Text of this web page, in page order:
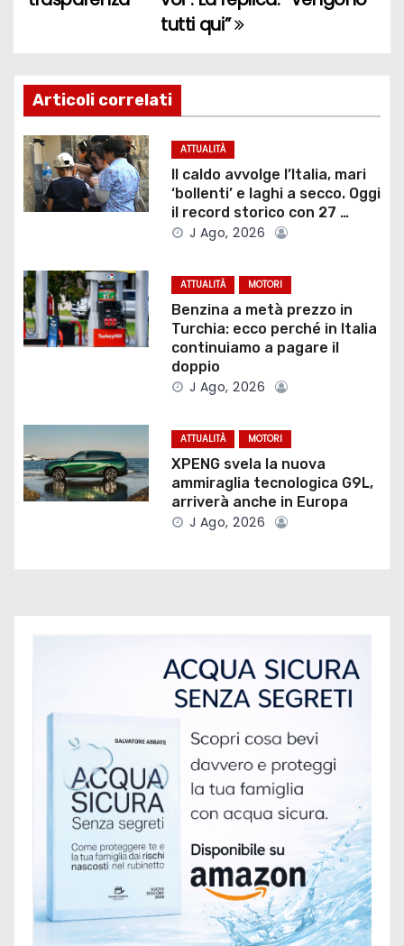
g
a
z
i
n
e
a
t
i
c
tutti qui”
Articoli correlati
ATTUALITÀ
Il caldo avvolge l’Italia, mari
‘bollenti’ e laghi a secco. Oggi
il record storico con 27 …
J Ago, 2026
ATTUALITÀ MOTORI
Benzina a metà prezzo in
Turchia: ecco perché in Italia
continuiamo a pagare il
doppio
J Ago, 2026
ATTUALITÀ MOTORI
XPENG svela la nuova
ammiraglia tecnologica G9L,
arriverà anche in Europa
J Ago, 2026